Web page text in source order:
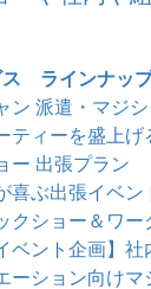
ス ラインナッ
ン 派遣・マジ
ティーを盛上
ー 出張プラン
喜ぶ出張イベ
クショー＆ワー
ベント企画】
ーション向けマ